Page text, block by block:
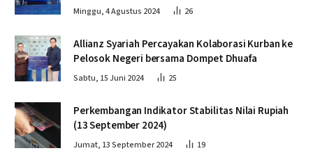
Minggu, 4 Agustus 2024 26
Allianz Syariah Percayakan Kolaborasi Kurban ke
Pelosok Negeri bersama Dompet Dhuafa
Sabtu, 15 Juni 2024 25
Perkembangan Indikator Stabilitas Nilai Rupiah
(13 September 2024)
Jumat, 13 September 2024 19